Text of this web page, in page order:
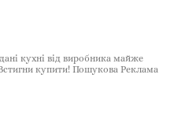
кухні від виробника майже
купити! Пошукова Реклама